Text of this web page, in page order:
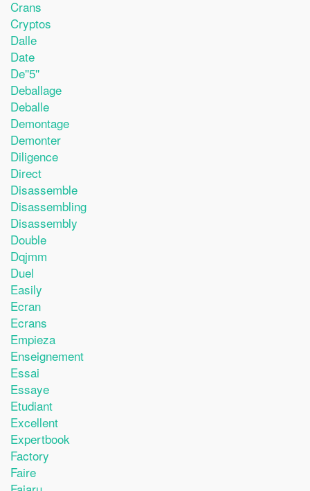
Crans
Cryptos
Dalle
Date
De''5''
Deballage
Deballe
Demontage
Demonter
Diligence
Direct
Disassemble
Disassembling
Disassembly
Double
Dqjmm
Duel
Easily
Ecran
Ecrans
Empieza
Enseignement
Essai
Essaye
Etudiant
Excellent
Expertbook
Factory
Faire